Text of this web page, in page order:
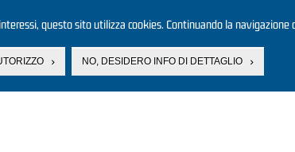
questo sito utilizza cookies. Continuando la navigazione
NO, DESIDERO INFO DI DETTAGLIO